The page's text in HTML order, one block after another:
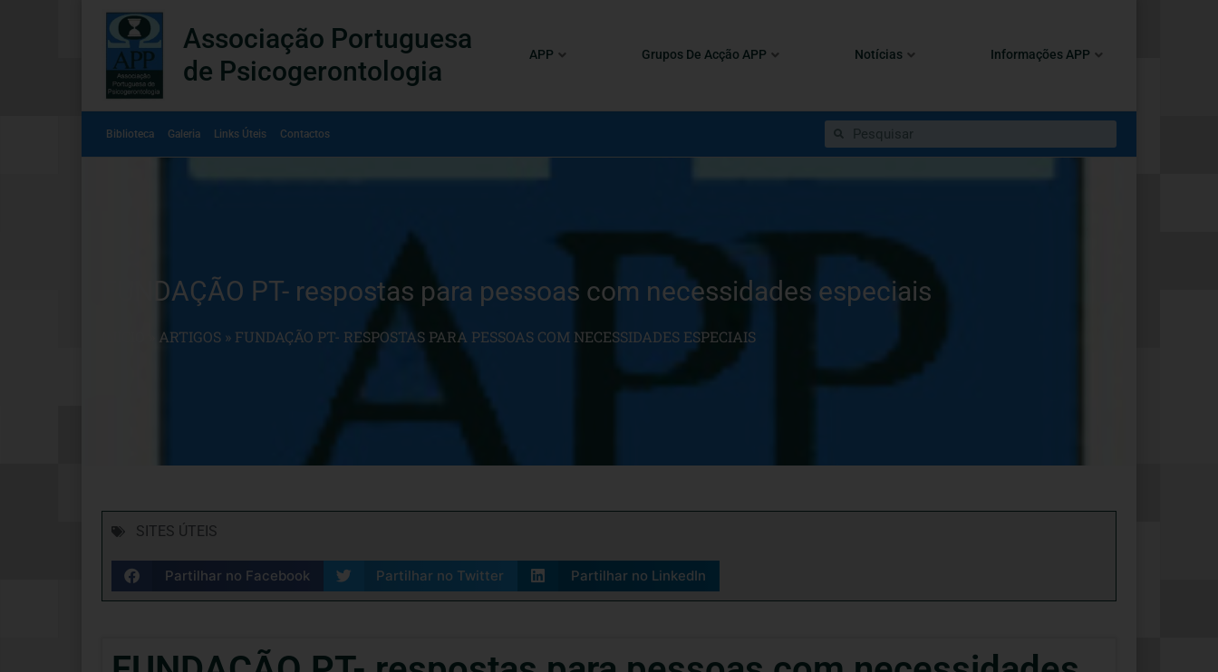
Associação Portuguesa
de Psicogerontologia
APP Grupos De Acção APP Notícias Informações APP
Biblioteca Galeria Links Úteis Contactos
FUNDAÇÃO PT- respostas para pessoas com necessidades especiais
ARTIGOS » FUNDAÇÃO PT- RESPOSTAS PARA PESSOAS COM NECESSIDADES ESPECIAIS
SITES ÚTEIS
Partilhar no Facebook Partilhar no Twitter Partilhar no LinkedIn